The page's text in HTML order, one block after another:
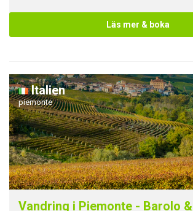
Läs mer & boka
Italien
piemonte
Vandring i Piemonte - Barolo &